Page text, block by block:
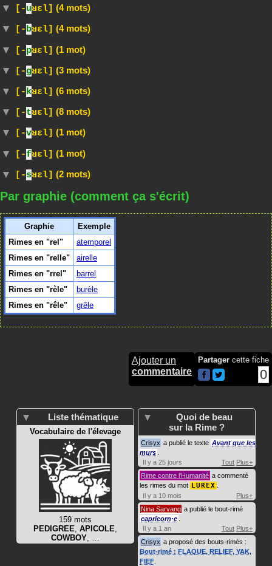
[-uʁɛl] (4 mots)
[-bʁɛl] (4 mots)
[-pʁɛl] (1 mot)
[-gʁɛl] (3 mots)
[-kʁɛl] (6 mots)
[-tʁɛl] (8 mots)
[-vʁɛl] (1 mot)
[-fʁɛl] (1 mot)
[-sʁɛl] (2 mots)
Par graphie (comment ça s'écrit)
Graphie
Exemple
Rimes en "rel"
atemporel
Rimes en "relle"
airelle
Rimes en "rrel"
barrel
Rimes en "rèle"
burèle
Rimes en "rêle"
grêle
Ajouter un
commentaire
Partager cette fiche
0
Liste thématique
Vocabulaire de l'élevage
159 mots
PEDIGREE, APICOLE,
COWBOY, …
Quoi de beau
sur la Rime ?
Crisyx a publié le texte Avant que les
murs
Il y a 25 jours
Tout Plus+
Rime contre l'Humanité a commenté
les rimes du mot LUREX
Il y a 10 mois
Plus+
Nina Sarvang a publié le bout-rimé
capricorn·e
Il y a 1 an
Tout Plus+
Crisyx a proposé des bouts-rimés :
Bout-rimé : FLAQUE, RELIEF, YAK,
FIEF